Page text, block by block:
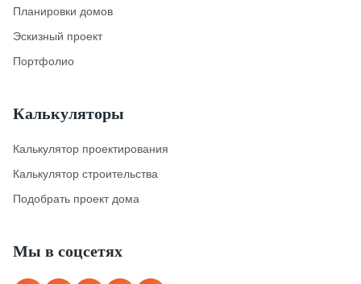
Планировки домов
Эскизный проект
Портфолио
Калькуляторы
Калькулятор проектирования
Калькулятор строительства
Подобрать проект дома
Мы в соцсетях